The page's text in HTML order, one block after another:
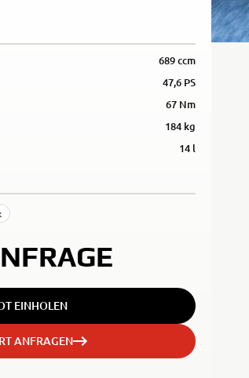
689 ccm
47,6 PS
67 Nm
184 kg
14 l
EINHOLEN
ANFRAGEN